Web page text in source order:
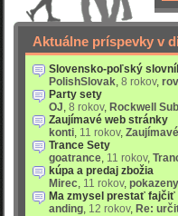
Aktuálne príspevky v
Slovensko-poľský
PolishSlovak, 8 rokov,
Party sety
OJ, 8 rokov, Rockwell
Zaujímavé web stránky
konti, 11 rokov,
Trance Sety
goatrance, 11 rokov,
kúpa a predaj zbožia
Mirec, 11 rokov,
Ma zmysel prestať fajčiť
anding, 12 rokov, Re: